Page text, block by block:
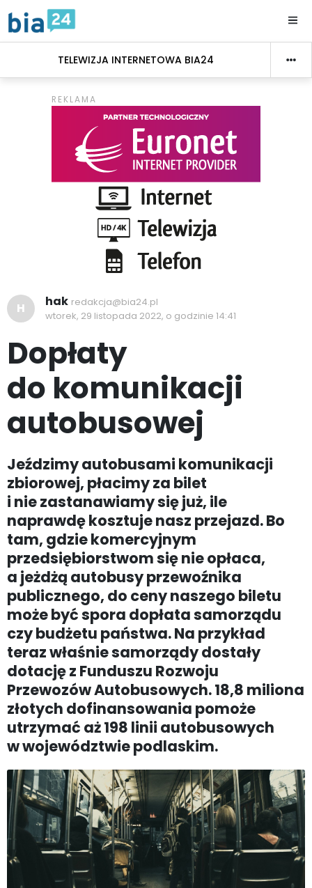
TELEWIZJA INTERNETOWA BIA24
H hak redakcja@bia24.pl
wtorek, 29 listopada 2022, o godzinie 14:41
Dopłaty
do komunikacji
autobusowej
Jeździmy autobusami komunikacji
zbiorowej, płacimy za bilet
i nie zastanawiamy się już, ile
naprawdę kosztuje nasz przejazd. Bo
tam, gdzie komercyjnym
przedsiębiorstwom się nie opłaca,
a jeżdżą autobusy przewoźnika
publicznego, do ceny naszego biletu
może być spora dopłata samorządu
czy budżetu państwa. Na przykład
teraz właśnie samorządy dostały
dotację z Funduszu Rozwoju
Przewozów Autobusowych. 18,8 miliona
złotych dofinansowania pomoże
utrzymać aż 198 linii autobusowych
w województwie podlaskim.